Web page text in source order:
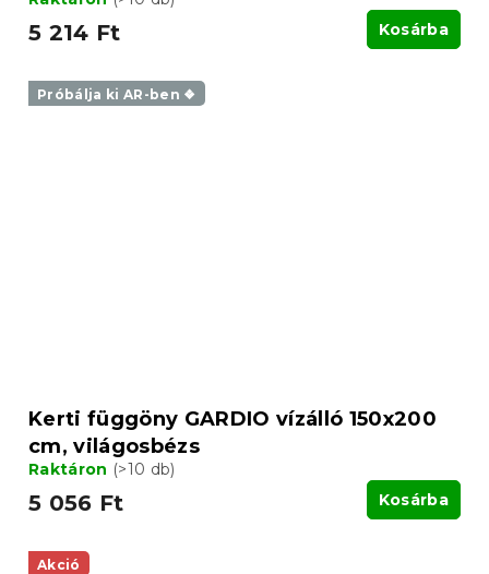
5 214 Ft Kosárba
Próbálja ki AR-ben ❖
Kerti függöny GARDIO vízálló 150x200
cm, világosbézs
Raktáron (>10 db)
5 056 Ft Kosárba
Akció